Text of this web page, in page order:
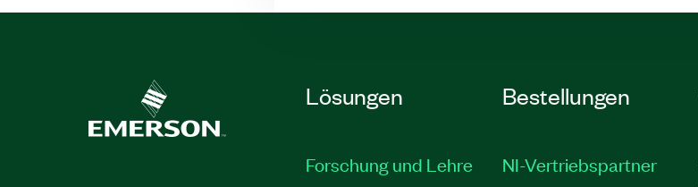
Lösungen
Forschung und Lehre
Bestellungen
NI-Vertriebspartner